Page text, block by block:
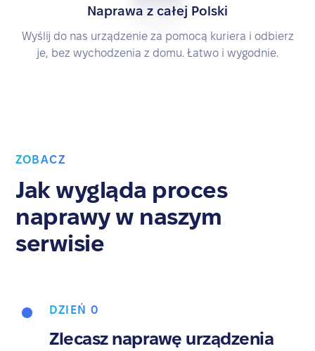
Naprawa z całej Polski
Wyślij do nas urządzenie za pomocą kuriera i odbierz
je, bez wychodzenia z domu. Łatwo i wygodnie.
ZOBACZ
Jak wygląda proces
naprawy w naszym
serwisie
DZIEŃ 0
Zlecasz naprawę urządzenia